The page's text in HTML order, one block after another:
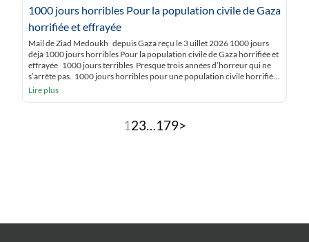
1000 jours horribles Pour la population civile de Gaza
horrifiée et effrayée
Mail de Ziad Medoukh depuis Gaza reçu le 3 uillet 2026 1000 jours
déjà 1000 jours horribles Pour la population civile de Gaza horrifiée et
effrayée 1000 jours terribles Presque trois années d’horreur qui ne
s’arrête pas. 1000 jours horribles pour une population civile horrifiée
et terrifiée Pas de vie à Gaza dans ce […]
Lire plus
123…179>